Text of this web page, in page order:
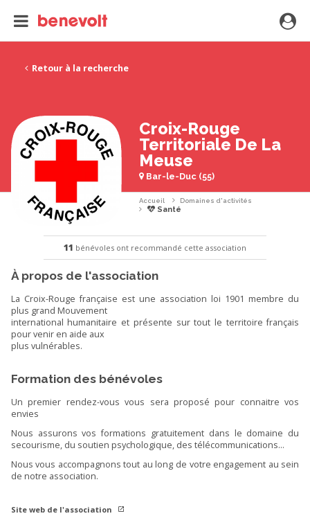
Retour à la recherche
Croix-Rouge
Territoriale De La
Meuse
Bar-le-Duc (55)
Accueil Domaines d'activités
Santé
11 bénévoles ont recommandé cette association
À propos de l'association
La Croix-Rouge française est une association loi 1901 membre du
plus grand Mouvement
international humanitaire et présente sur tout le territoire français
pour venir en aide aux
plus vulnérables.
Formation des bénévoles
Un premier rendez-vous vous sera proposé pour connaitre vos
envies
Nous assurons vos formations gratuitement dans le domaine du
secourisme, du soutien psychologique, des télécommunications...
Nous vous accompagnons tout au long de votre engagement au sein
de notre association.
Site web de l'association